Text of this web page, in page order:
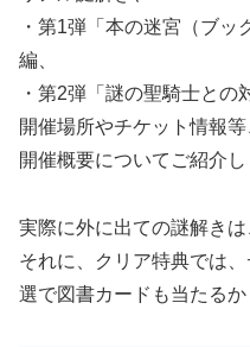
・第1弾「本の迷宮（ブッ
編、
・第2弾「謎の聖騎⼠との
開催場所やチケット情報等
開催概要についてご紹介し
実際に外に出ての謎解き
それに、クリア特典では
選で図書カードも当たるか